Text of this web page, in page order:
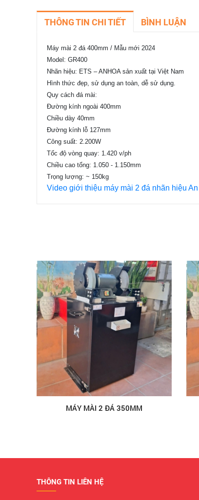
THÔNG TIN CHI TIẾT BÌNH LUẬN
Máy mài 2 đá 400mm / Mẫu mới 2024
Model: GR400
Nhãn hiệu: ETS – ANHOA sản xuất tại Việt Nam
Hình thức đẹp, sử dụng an toàn, dễ sử dụng.
Quy cách đá mài:
Đường kính ngoài 400mm
Chiều dày 40mm
Đường kính lỗ 127mm
Công suất: 2.200W
Tốc độ vòng quay: 1.420 v/ph
Chiều cao tổng: 1.050 - 1.150mm
Trọng lượng: ~ 150kg
Video giới thiệu máy mài 2 đá nhãn hiệu
MÁY MÀI 2 ĐÁ 350MM
THÔNG TIN LIÊN HỆ